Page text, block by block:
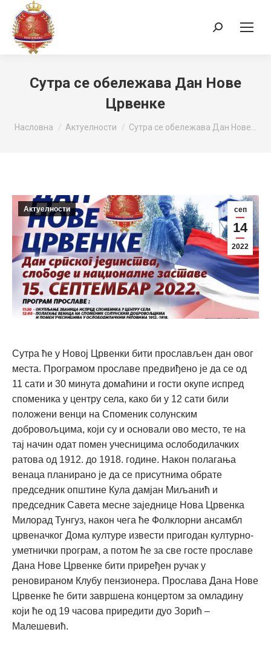
Search:
Сутра се обележава Дан Нове
Црвенке
You are here:
Насловна Актуелности Сутра се обележава Дан Нове…
сеп
14
2022
Актуелности
Сутра ће у Новој Црвенки бити прослављен дан овог
места. Програмом прославе предвиђено је да се од
11 сати и 30 минута домаћини и гости окупе испред
споменика у центру села, како би у 12 сати били
положени венци на Споменик солунским
добровољцима, који су и основали ово место, те на
тај начин одат помен учесницима ослободилачких
ратова од 1912. до 1918. године. Након полагања
венаца планирано је да се присутнима обрате
председник општине Кула дамјан Миљанић и
председник Савета месне заједнице Нова Црвенка
Милорад Тунгуз, након чега ће Фолклорни ансамбл
црвеначког Дома културе извести пригодан културно-
уметнички програм, а потом ће за све госте прославе
Дана Нове Црвенке бити приређен ручак у
реновираном Клубу пензионера. Прослава Дана Нове
Црвенке ће бити завршена концертом за омладину
који ће од 19 часова приредити дуо Зорић –
Малешевић.